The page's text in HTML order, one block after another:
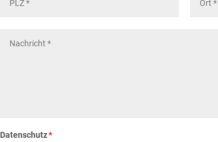
Datenschutz